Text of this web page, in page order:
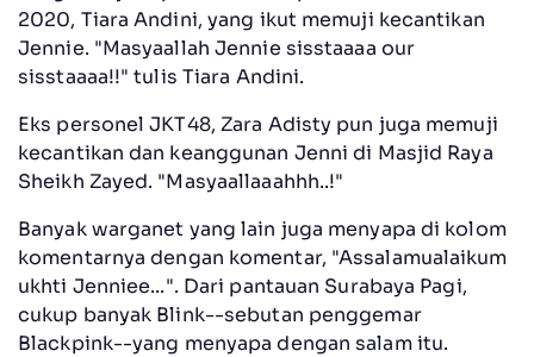
2020, Tiara Andini, yang ikut memuji kecantikan
Jennie. "Masyaallah Jennie sisstaaaa our
sisstaaaa!!" tulis Tiara Andini.
Eks personel JKT48, Zara Adisty pun juga memuji
kecantikan dan keanggunan Jenni di Masjid Raya
Sheikh Zayed. "Masyaallaaahhh..!"
Banyak warganet yang lain juga menyapa di kolom
komentarnya dengan komentar, "Assalamualaikum
ukhti Jenniee...". Dari pantauan Surabaya Pagi,
cukup banyak Blink--sebutan penggemar
Blackpink--yang menyapa dengan salam itu.